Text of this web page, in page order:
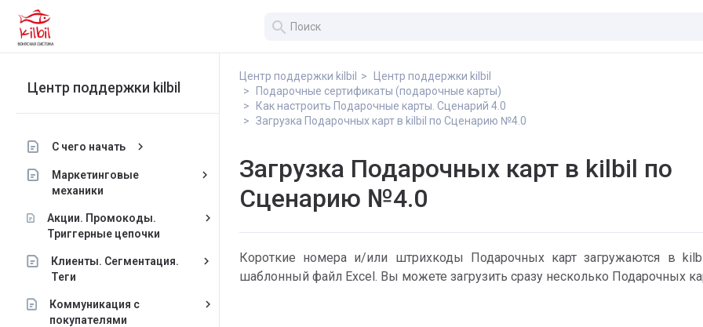
search
Центр поддержки kilbil
С чего начать keyboard_arrow_right
Маркетинговые
механики
keyboard_arrow_right
Акции. Промокоды.
Триггерные цепочки
keyboard_arrow_right
Клиенты. Сегментация.
Теги
keyboard_arrow_right
Коммуникация с
покупателями
keyboard_arrow_right
Центр поддержки kilbil
Центр поддержки kilbil
Подарочные сертификаты (подарочные карты)
Как настроить Подарочные карты. Сценарий 4.0
Загрузка Подарочных карт в kilbil по Сценарию №4.0
Загрузка Подарочных карт в kilbil по
Сценарию №4.0
Короткие номера и/или штрихкоды Подарочных карт загружаются в
шаблонный файл Excel. Вы можете загрузить сразу несколько Подарочных